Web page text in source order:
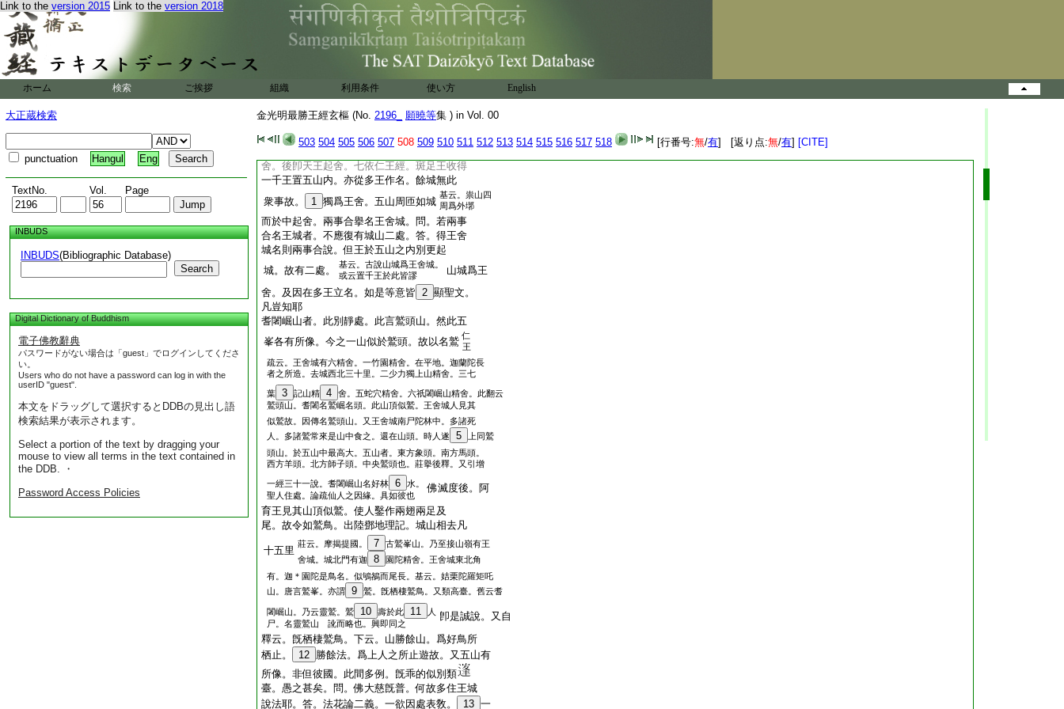
Link to the version 2015 Link to the version 2018
ホーム 検索 ご挨拶 組織 利用条件 使い方 English
大正蔵検索
punctuation Hangul Eng
TextNo. Vol. Page
INBUDS
INBUDS(Bibliographic Database)
Search
Digital Dictionary of Buddhism
電子佛教辭典
パスワードがない場合は「guest」でログインしてくださ
い。
Users who do not have a password can log in with the
userID "guest".
本文をドラッグして選択するとDDBの見出し語
検索結果が表示されます。
Select a portion of the text by dragging your
mouse to view all terms in the text contained in
the DDB. ・
Password Access Policies
金光明最勝王經玄樞 (No. 2196_ 願曉等集 ) in Vol. 00
503 504 505 506 507 508 509 510 511 512 513 514 515 516 517 518 [行番号:無/有] [返り点:無/有] [CITE]
匝如城。卽作宮殿於中止住。是故名王舍城
基取此云。初頻婆娑羅王在上茅
城。頻遭火害。因此遷寒林也
三婆藪之子名曰廣
車。嗣位爲王。乃至見有五山周匝。是王元起
造宮舍故。名王舍城。四有言。有王失於正道。
千國共廢置此五山。退思補過。後還共治國。
故名此城以爲王舍。五眞諦三藏引律毘婆
沙云。凡轉輪王出世。相承卜居住此五山。故
獨詺此處爲王舍。六律毘婆沙云。昔有四
共攢乳海覓得甘露未分。於此五山起舍守
舍。後卽天王起舍。七依仁王經。斑足王收得
一千王置五山内。亦從多王作名。餘城無此
衆事故。
1 獨爲王舍。五山周匝如城
基云。祟山四
周爲外墎
而於中起舍。兩事合擧名王舍城。問。若兩事
合名王城者。不應復有城山二處。答。得王舍
城名則兩事合說。但王於五山之内別更起
城。故有二處。
基云。古說山城爲王舍城。
或云置千王於此皆謬
山城爲王
舍。及因在多王立名。如是等意皆 2 顯聖文。
凡豈知耶
耆闍崛山者。此別靜處。此言鷲頭山。然此五
峯各有所像。今之一山似於鷲頭。故以名鷲 仁
王
疏云。王舍城有六精舍。一竹園精舍。在平地。迦蘭陀長
者之所造。去城西北三十里。二少力獨上山精舍。三七
葉 3 記山精 4
舍。五蛇穴精舍。六祇闍崛山精舍。此翻云
鷲頭山。耆闍名鷲崛名頭。此山頂似鷲。王舍城人見其
似鷲故。因傳名鷲頭山。又王舍城南尸陀林中。多諸死
人。多諸鷲常來是山中食之。還在山頭。時人遂
5
上同鷲
頭山。於五山中最高大。五山者。東方象頭。南方馬頭。
西方羊頭。北方師子頭。中央鷲頭也。莊擧後釋。又引增
一經三十一說。耆闍崛山名好林 6
水。
聖人住處。論疏仙人之因緣。具如彼也
佛滅度後。阿
育王見其山頂似鷲。使人鑿作兩翅兩足及
尾。故令如鷲鳥。出陸鄧地理記。城山相去凡
十五里
莊云。摩揭提國。 7
古鷲峯山。乃至接山嶺有王
舍城。城北門有迦
8
園陀精舍。王舍城東北角
有。迦＊園陀是鳥名。似鴝鵅而尾長。基云。姞栗陀羅矩吒
山。唐言鷲峯。亦謂
9 鷲。旣栖棲鷲鳥。又類高臺。舊云耆
闍崛山。乃云靈鷲。鷲 10 壽於此 11
人
尸。名靈鷲山 訛而略也。興即同之
卽是誠說。又自
釋云。旣栖棲鷲鳥。下云。山勝餘山。爲好鳥所
栖止。
12 勝餘法。爲上人之所止遊故。又五山有
所像。非但彼國。此間多例。旣乖的似別類
臺。愚之甚矣。問。佛大慈旣普。何故多住王城
說法耶。答。法花論二義。一欲因處表敎。
13 一